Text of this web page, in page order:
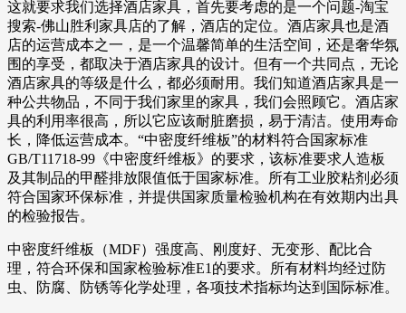
这就要求我们选择酒店家具，首先要考虑的是一个问题-淘宝
搜索-佛山胜利家具店的了解，酒店的定位。酒店家具也是酒
店的运营成本之一，是一个温馨简单的生活空间，还是奢华氛
围的享受，都取决于酒店家具的设计。但有一个共同点，无论
酒店家具的等级是什么，都必须耐用。我们知道酒店家具是一
种公共物品，不同于我们家里的家具，我们会照顾它。酒店家
具的利用率很高，所以它应该耐脏磨损，易于清洁。使用寿命
长，降低运营成本。“中密度纤维板”的材料符合国家标准
GB/T11718-99《中密度纤维板》的要求，该标准要求人造板
及其制品的甲醛排放限值低于国家标准。所有工业胶粘剂必须
符合国家环保标准，并提供国家质量检验机构在有效期内出具
的检验报告。
中密度纤维板（MDF）强度高、刚度好、无变形、配比合
理，符合环保和国家检验标准E1的要求。所有材料均经过防
虫、防腐、防锈等化学处理，各项技术指标均达到国际标准。